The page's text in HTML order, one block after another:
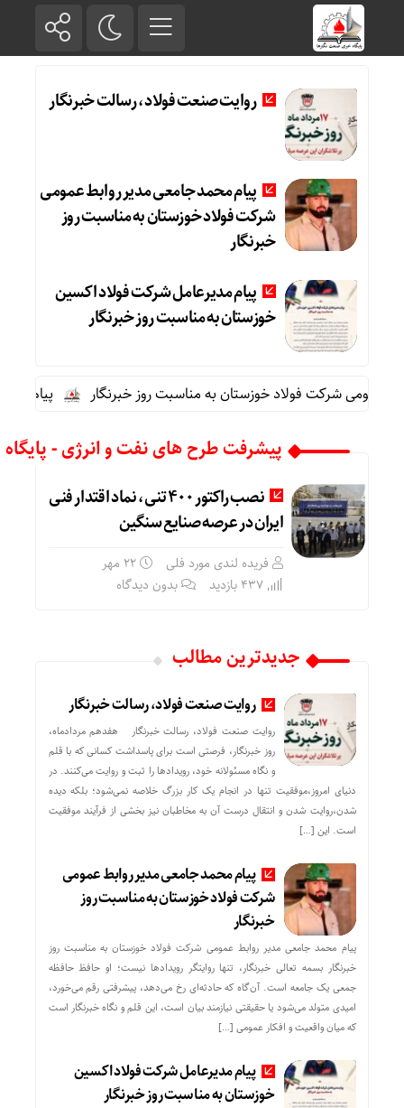
روایت صنعت فولاد،‌ رسالت خبرنگار
پیام محمد جامعی مدیر روابط عمومی
شرکت فولاد خوزستان به مناسبت روز
خبرنگار
پیام مدیرعامل شرکت فولاد اکسین
خوزستان به مناسبت روز خبرنگار
عمومی شرکت فولاد خوزستان به مناسبت روز خبرنگار پیام
پیشرفت طرح های نفت و انرژی -
نصب راکتور ۴۰۰ تنی، نماد اقتدار فنی
ایران در عرصه صنایع سنگین
فریده لندی مورد فلی
۲۲ مهر
بدون دیدگاه
جدیدترین مطالب
روایت صنعت فولاد،‌ رسالت خبرنگار
روایت صنعت فولاد،‌ رسالت خبرنگار هفدهم مردادماه،
روز خبرنگار، فرصتی است برای پاسداشت کسانی که با قلم
و نگاه مسئولانه خود، رویدادها را ثبت و روایت می‌کنند. در
دنیای امروز،موفقیت تنها در انجام یک کار بزرگ خلاصه نمی‌شود؛ بلکه دیده
شدن،روایت شدن و انتقال درست آن به مخاطبان نیز بخشی از فرآیند موفقیت
است. این […]
پیام محمد جامعی مدیر روابط عمومی
شرکت فولاد خوزستان به مناسبت روز
خبرنگار
پیام محمد جامعی مدیر روابط عمومی شرکت فولاد خوزستان به مناسبت روز
خبرنگار بسمه تعالی خبرنگار، تنها روایتگر رویدادها نیست؛ او حافظ حافظه
جمعی یک جامعه است. آن‌گاه که حادثه‌ای رخ می‌دهد، پیشرفتی رقم می‌خورد،
امیدی متولد می‌شود یا حقیقتی نیازمند بیان است، این قلم و نگاه خبرنگار است
که میان واقعیت و افکار عمومی […]
پیام مدیرعامل شرکت فولاد اکسین
خوزستان به مناسبت روز خبرنگار